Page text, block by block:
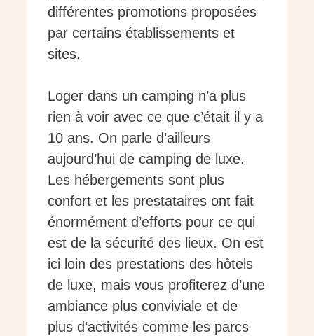
différentes promotions proposées
par certains établissements et
sites.
Loger dans un camping n’a plus
rien à voir avec ce que c’était il y a
10 ans. On parle d’ailleurs
aujourd’hui de camping de luxe.
Les hébergements sont plus
confort et les prestataires ont fait
énormément d’efforts pour ce qui
est de la sécurité des lieux. On est
ici loin des prestations des hôtels
de luxe, mais vous profiterez d’une
ambiance plus conviviale et de
plus d’activités comme les parcs